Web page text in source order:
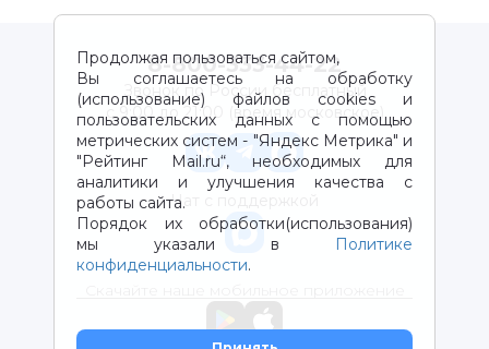
Продолжая пользоваться сайтом,
Вы соглашаетесь на обработку
(использование) файлов cookies и
пользовательских данных с помощью
метрических систем - "Яндекс Метрика" и
"Рейтинг Mail.ru“, необходимых для
аналитики и улучшения качества с
работы сайта.
Порядок их обработки(использования)
мы указали в
Политике
конфиденциальности.
8-800-333-44-22
Звонок по России бесплатный
с 9:00 до 21:00 (время московское)
Чат с поддержкой